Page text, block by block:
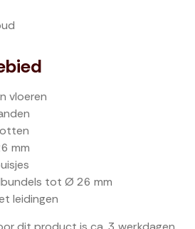
vloeren
mm
tot Ø 26 mm
leidingen